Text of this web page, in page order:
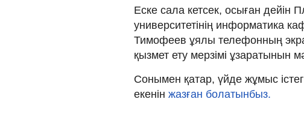
Еске сала кетсек, осыған дейін
университетінің информатика
Тимофеев ұялы телефонның
қызмет ету мерзімі ұзаратынын
Сонымен қатар, үйде жұмыс
екенін жазған болатынбыз.